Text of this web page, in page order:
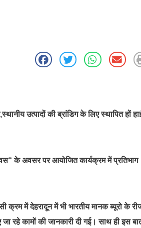
उत्पादों की ब्रांडिग के लिए स्थापित हों
के अवसर पर आयोजित कार्यक्रम में प्रतिभाग
क्रम में देहरादून में भी भारतीय मानक ब्यूरो के
रहे कामों की जानकारी दी गई। साथ ही इस